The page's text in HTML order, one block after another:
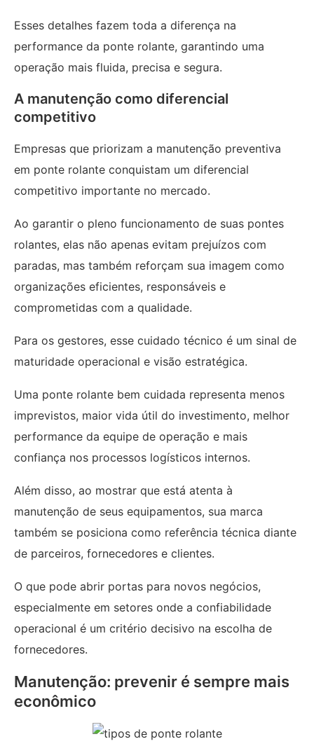
Esses detalhes fazem toda a diferença na
performance da ponte rolante, garantindo uma
operação mais fluida, precisa e segura.
A manutenção como diferencial
competitivo
Empresas que priorizam a manutenção preventiva
em ponte rolante conquistam um diferencial
competitivo importante no mercado.
Ao garantir o pleno funcionamento de suas pontes
rolantes, elas não apenas evitam prejuízos com
paradas, mas também reforçam sua imagem como
organizações eficientes, responsáveis e
comprometidas com a qualidade.
Para os gestores, esse cuidado técnico é um sinal de
maturidade operacional e visão estratégica.
Uma ponte rolante bem cuidada representa menos
imprevistos, maior vida útil do investimento, melhor
performance da equipe de operação e mais
confiança nos processos logísticos internos.
Além disso, ao mostrar que está atenta à
manutenção de seus equipamentos, sua marca
também se posiciona como referência técnica diante
de parceiros, fornecedores e clientes.
O que pode abrir portas para novos negócios,
especialmente em setores onde a confiabilidade
operacional é um critério decisivo na escolha de
fornecedores.
Manutenção: prevenir é sempre mais
econômico